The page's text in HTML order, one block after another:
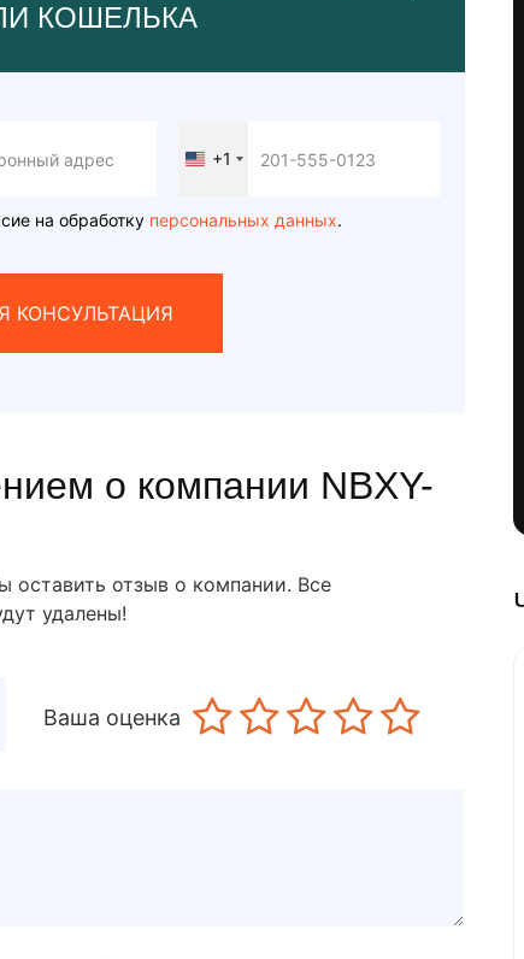
КОШЕЛЬКА
United
+1
+1
на обработкуперсональных данных.
КОНСУЛЬТАЦИЯ
о компании NBXY-
оставить отзыв о компании. Все
удалены!
Ваша оценка